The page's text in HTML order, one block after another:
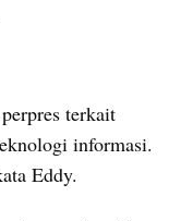
terkait
informasi.
Eddy.